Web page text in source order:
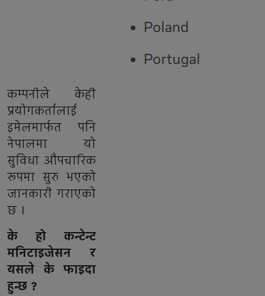
कम्पनीले केही
प्रयोगकर्तालाई
इमेलमार्फत पनि
नेपालमा यो
सुविधा औपचारिक
रूपमा सुरु भएको
जानकारी गराएको
छ ।
के हो कन्टेन्ट
मनिटाइजेसन र
यसले के फाइदा
हुन्छ ?